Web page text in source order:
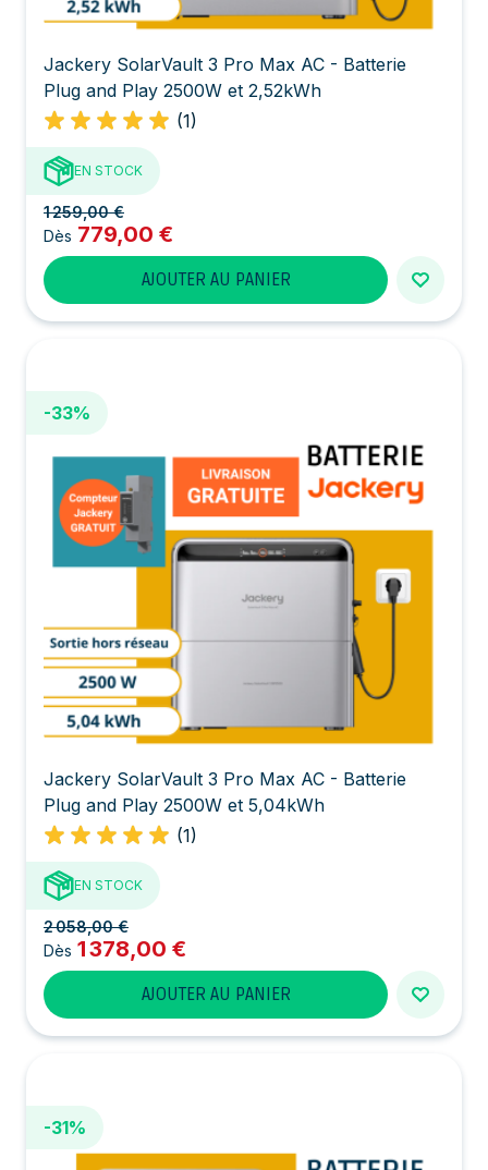
Jackery SolarVault 3 Pro Max AC - Batterie
Plug and Play 2500W et 2,52kWh
(1)
EN STOCK
1 259,00 €
Dès 779,00 €
AJOUTER AU PANIER
-33%
Jackery SolarVault 3 Pro Max AC - Batterie
Plug and Play 2500W et 5,04kWh
(1)
EN STOCK
2 058,00 €
Dès 1 378,00 €
AJOUTER AU PANIER
-31%